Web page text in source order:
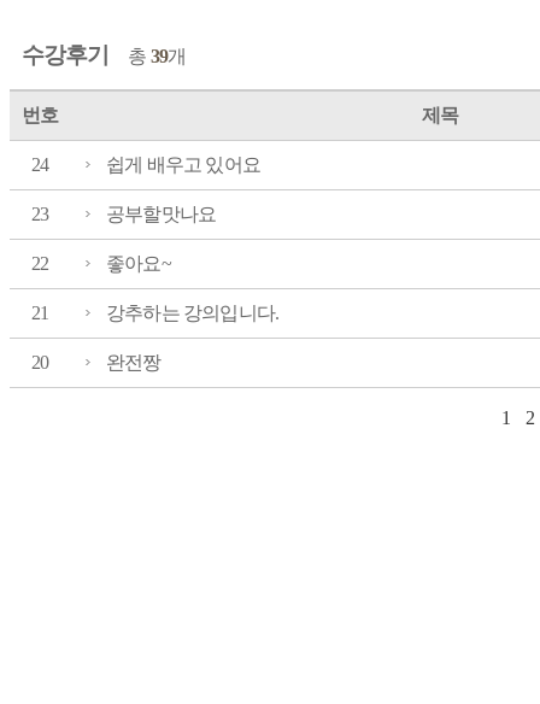
수강후기 총 39개
번호 제목
24 쉽게 배우고 있어요
23 공부할맛나요
22 좋아요~
21 강추하는 강의입니다.
20 완전짱
1